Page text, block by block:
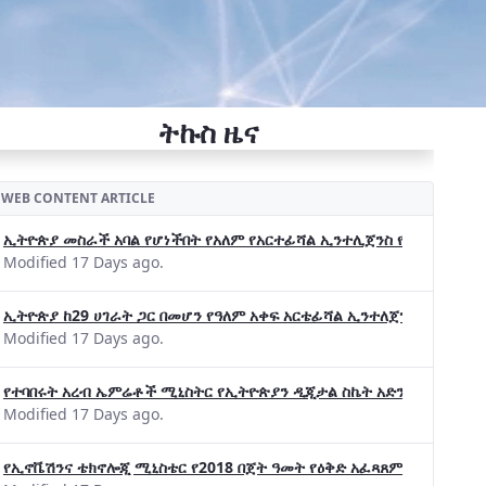
ትኩስ ዜና
WEB CONTENT ARTICLE
ኢትዮጵያ መስራች አባል የሆነችበት የአለም የአርተፊሻል ኢንተሊጀንስ የትብብር
Modified 17 Days ago.
ኢትዮጵያ ከ29 ሀገራት ጋር በመሆን የዓለም አቀፍ አርቴፊሻል ኢንተለጀንስ ትብብር
Modified 17 Days ago.
የተባበሩት አረብ ኤምሬቶች ሚኒስትር የኢትዮጵያን ዲጂታል ስኬት አድንቀዋል
Modified 17 Days ago.
የኢኖቬሽንና ቴክኖሎጂ ሚኒስቴር የ2018 በጀት ዓመት የዕቅድ አፈጻጸምና የቀጣይ